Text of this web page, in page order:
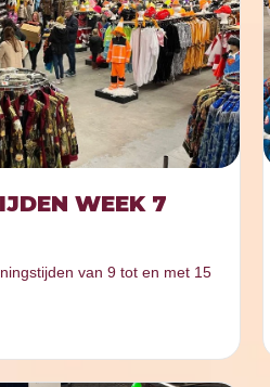
WEEK 7
van 9 tot en met 15